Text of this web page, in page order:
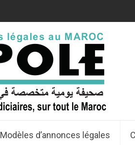
Modèles d’annonces légales